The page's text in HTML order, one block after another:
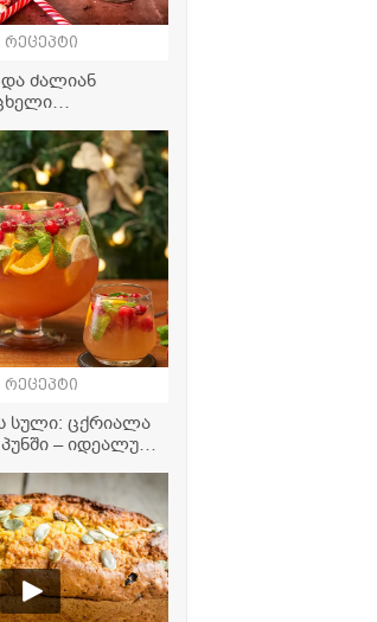
რეცეპტი
ძალიან
ცივი
რეცეპტი
სული: ცქრიალა
– იდეალური